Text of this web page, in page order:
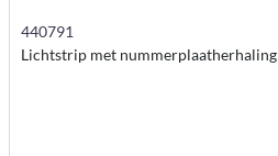
440791
Lichtstrip met nummerplaatherhaling